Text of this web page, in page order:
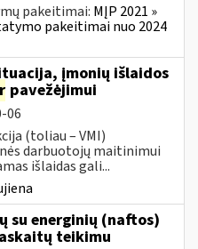
pakeitimai: MĮP 2021 »
pakeitimai nuo 2024
įmonių išlaidos
pavežėjimui
06
(toliau – VMI)
darbuotojų maitinimui
išlaidas gali...
su energinių (naftos)
teikimu